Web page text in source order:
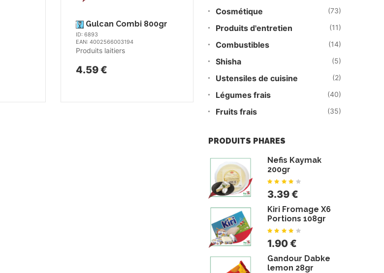
Gulcan Combi 800gr
ID: 6893
EAN: 4002566003194
Produits laitiers
4.59 €
Cosmétique (73)
Produits d'entretien (11)
Combustibles (14)
Shisha (5)
Ustensiles de cuisine (2)
Légumes frais (40)
Fruits frais (35)
PRODUITS PHARES
Nefis Kaymak
200gr
3.39 €
Kiri Fromage X6
Portions 108gr
1.90 €
Gandour Dabke
lemon 28gr